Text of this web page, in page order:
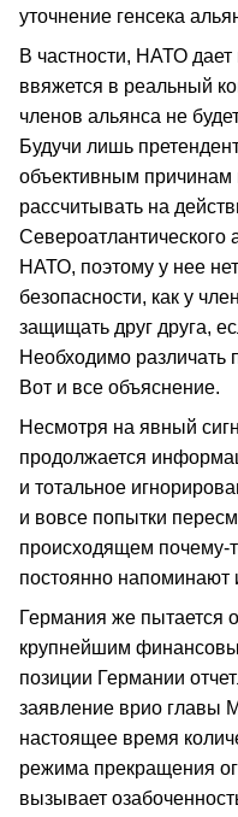
уточнение генсека
В частности, НАТО дает
ввяжется в реальный
членов альянса не
Будучи лишь
объективным
рассчитывать на
Североатлантического
НАТО, поэтому у нее
безопасности, как у
защищать друг друга,
Необходимо различать
Вот и все объяснение.
Несмотря на явный
продолжается
и тотальное
и вовсе попытки
происходящем почему-
постоянно
Германия же пытается
крупнейшим
позиции Германии
заявление врио
настоящее время
режима прекращения
вызывает